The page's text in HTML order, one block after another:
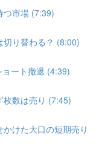
つ市場 (7:39)
切り替わる？ (8:00)
ート撤退 (4:39)
枚数は売り (7:45)
けた大口の短期売り